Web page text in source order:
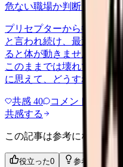
危ない職場か判断してほし
プリセプターから毎日のよ
と言われ続け、最近は職
ると体が動きません。食事
このままでは壊れてしま
に思えて、どうすればいい
共感 40 コメント
共感する
この記事は参考になりまし
役立った0 参考になった